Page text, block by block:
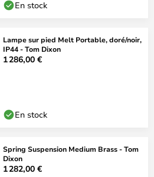
En stock
Lampe sur pied Melt Portable, doré/noir,
IP44 - Tom Dixon
1 286,00 €
En stock
Spring Suspension Medium Brass - Tom
Dixon
1 282,00 €